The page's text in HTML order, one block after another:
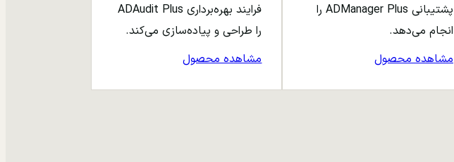
پشتیبانی ADManager Plus را
انجام می‌دهد.
مشاهده محصول
فرایند بهره‌برداری ADAudit Plus
را طراحی و پیاده‌سازی می‌کند.
مشاهده محصول